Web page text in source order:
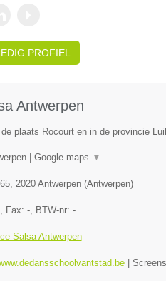
PROFIEL
Antwerpen
plaats Rocourt en in de provincie
| Google maps ▼
, 2020 Antwerpen(Antwerpen)
, Fax: -, BTW-nr: -
Salsa Antwerpen
|